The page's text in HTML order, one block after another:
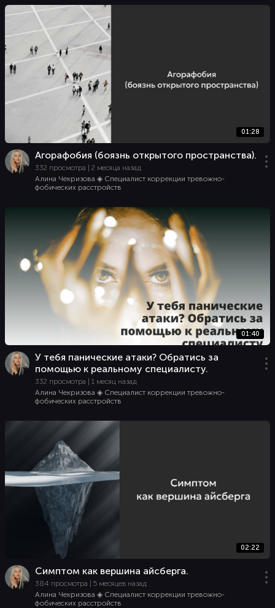
01:28
Агорафобия (боязнь открытого пространства).
332 просмотра | 2 месяца назад
Алина Чекризова ◈ Специалист коррекции тревожно-
фобических расстройств
01:40
У тебя панические атаки? Обратись за
помощью к реальному специалисту.
332 просмотра | 1 месяц назад
Алина Чекризова ◈ Специалист коррекции тревожно-
фобических расстройств
02:22
Симптом как вершина айсберга.
384 просмотра | 5 месяцев назад
Алина Чекризова ◈ Специалист коррекции тревожно-
фобических расстройств